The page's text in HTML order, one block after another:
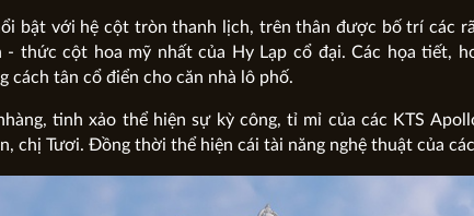
bật với hệ cột tròn thanh lịch, trên thân được bố trí các
thức cột hoa mỹ nhất của Hy Lạp cổ đại. Các họa tiết,
cách tân cổ điển cho căn nhà lô phố.
tinh xảo thể hiện sự kỳ công, tỉ mỉ của các KTS
chị Tươi. Đồng thời thể hiện cái tài năng nghệ thuật của